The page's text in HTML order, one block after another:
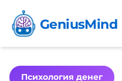
GeniusMind
Психология денег